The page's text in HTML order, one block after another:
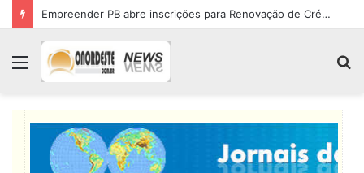
Empreender PB abre inscrições para Renovação de Crédito
Menu